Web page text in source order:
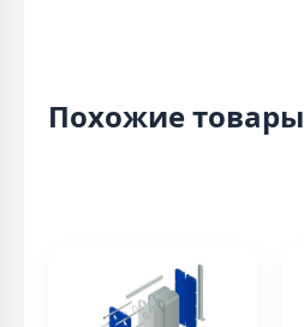
Похожие товары